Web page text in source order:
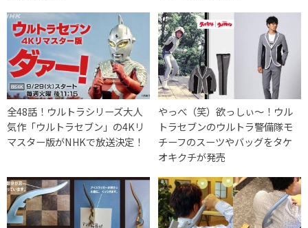
全48話！ウルトラシリーズ大人
気作「ウルトラセブン」の4Kリ
マスター版がNHKで放送決定！
やっべ（笑）欲っしぃ〜！ウル
トラセブンのウルトラ警備隊モ
チーフのスーツやバッグをタケ
オキクチが発売